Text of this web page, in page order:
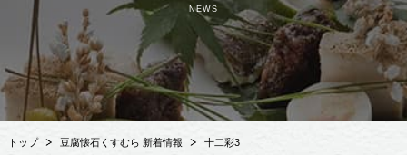
NEWS
トップ 豆腐懐石くすむら 新着情報 十二彩3